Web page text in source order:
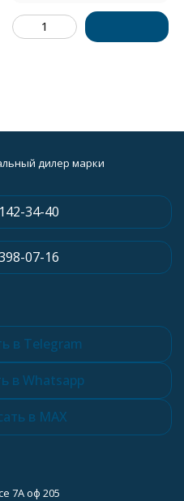
дилер марки
34-40
07-16
в Telegram
в Whatsapp
в MAX
7А оф 205